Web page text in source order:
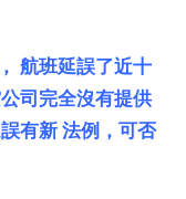
航班延誤了近十
司完全沒有提供
有新 法例，可否